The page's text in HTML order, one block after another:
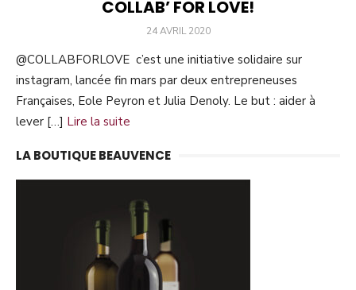
COLLAB’ FOR LOVE!
PUBLIÉ
24 AVRIL 2020
@COLLABFORLOVE c’est une initiative solidaire sur
instagram, lancée fin mars par deux entrepreneuses
Françaises, Eole Peyron et Julia Denoly. Le but : aider à
lever […] Lire la suite
LA BOUTIQUE BEAUVENCE